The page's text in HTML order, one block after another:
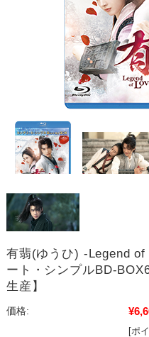
有翡(ゆうひ) -Legend of
ート・シンプル
生産】
価格:
[ポ